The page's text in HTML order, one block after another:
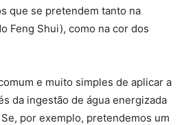
que se pretendem tanto na
Feng Shui), como na cor dos
e muito simples de aplicar a
da ingestão de água energizada
por exemplo, pretendemos um